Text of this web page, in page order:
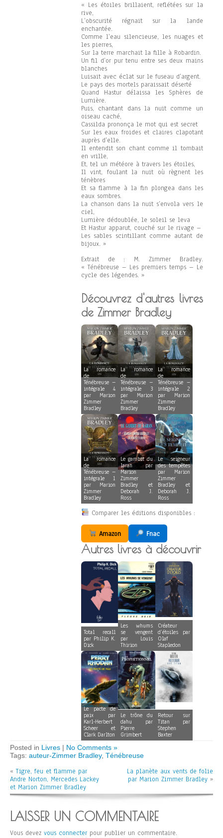
« Les étoiles brillaient, reflétées sur la
rive,
L’obscurité régnait sur la lande
enchantée.
Comme l’eau silencieuse, les nuages et
les pierres,
Sur la terre marchait la fille à Robardin.
Un fil d’or pur tenu entre ses deux mains
blanches
Luisait avec éclat sur le fuseau d’argent.
Le pays des mortels paraissait déserté
Quand Hastur délaissa les Sphères de
Lumière.
Puis, chantant dans la nuit comme un
oiseau caché,
Cassilda prononça le mot qui est secret
Sur les eaux froides et claires clapotant
auprès d’elle.
Il entendit son chant comme il tombait
en vrille,
Et, tel un météore à travers les étoiles,
Il vint, foulant la nuit où règnent les
ténèbres
Et sa flamme à la fin plongea dans les
eaux sombres.
La chanson dans la nuit s’envola vers le
ciel,
Lumière dédoublée, le soleil se leva
Et Hastur apparut, couché sur le rivage –
Les sables scintillant comme autant de
bijoux. »
Extrait de : M. Zimmer Bradley.
« Ténébreuse – Les premiers temps – Le
cycle des légendes. »
Découvrez d'autres livres
de Zimmer Bradley
La romance
de
Ténébreuse –
intégrale 4
par Marion
Zimmer
Bradley
La romance
de
Ténébreuse –
intégrale 3
par Marion
Zimmer
Bradley
La romance
de
Ténébreuse –
intégrale 2
par Marion
Zimmer
Bradley
La romance
de
Ténébreuse –
intégrale 1
par Marion
Zimmer
Bradley
Le gambit du
laran par
Marion
Zimmer
Bradley et
Deborah J.
Ross
Le seigneur
des tempêtes
par Marion
Zimmer
Bradley et
Deborah J.
Ross
Comparer les éditions disponibles :
Amazon Fnac
Autres livres à découvrir
Total recall
par Philip K.
Dick
Les whums
se vengent
par Louis
Thirion
Créateur
d’étoiles par
Olaf
Stapledon
Le pacte de
paix par
Karl-Herbert
Scheer et
Clark Darlton
Le trône du
dahu par
Pierre
Grimbert
Retour sur
Titan par
Stephen
Baxter
Posted in Livres | No Comments »
Tags: auteur-Zimmer Bradley, Ténébreuse
«Tigre, feu et flamme par
Andre Norton, Mercedes Lackey
et Marion Zimmer Bradley
La planète aux vents de folie
par Marion Zimmer Bradley »
LAISSER UN COMMENTAIRE
Vous devez vous connecter pour publier un commentaire.